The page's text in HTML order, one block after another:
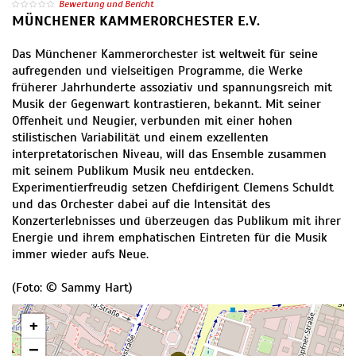
Bewertung und Bericht
MÜNCHENER KAMMERORCHESTER E.V.
Das Münchener Kammerorchester ist weltweit für seine
aufregenden und vielseitigen Programme, die Werke
früherer Jahrhunderte assoziativ und spannungsreich mit
Musik der Gegenwart kontrastieren, bekannt. Mit seiner
Offenheit und Neugier, verbunden mit einer hohen
stilistischen Variabilität und einem exzellenten
interpretatorischen Niveau, will das Ensemble zusammen
mit seinem Publikum Musik neu entdecken.
Experimentierfreudig setzen Chefdirigent Clemens Schuldt
und das Orchester dabei auf die Intensität des
Konzerterlebnisses und überzeugen das Publikum mit ihrer
Energie und ihrem emphatischen Eintreten für die Musik
immer wieder aufs Neue.
(Foto: © Sammy Hart)
+
−